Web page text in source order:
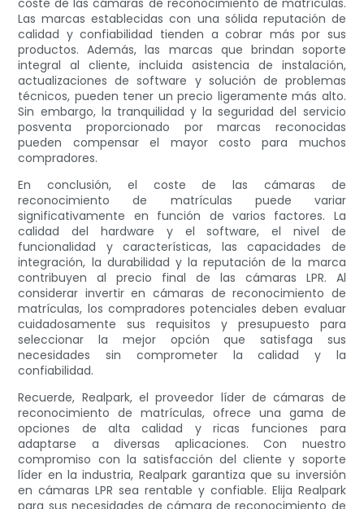
coste de las cámaras de reconocimiento de matrículas.
Las marcas establecidas con una sólida reputación de
calidad y confiabilidad tienden a cobrar más por sus
productos. Además, las marcas que brindan soporte
integral al cliente, incluida asistencia de instalación,
actualizaciones de software y solución de problemas
técnicos, pueden tener un precio ligeramente más alto.
Sin embargo, la tranquilidad y la seguridad del servicio
posventa proporcionado por marcas reconocidas
pueden compensar el mayor costo para muchos
compradores.
En conclusión, el coste de las cámaras de
reconocimiento de matrículas puede variar
significativamente en función de varios factores. La
calidad del hardware y el software, el nivel de
funcionalidad y características, las capacidades de
integración, la durabilidad y la reputación de la marca
contribuyen al precio final de las cámaras LPR. Al
considerar invertir en cámaras de reconocimiento de
matrículas, los compradores potenciales deben evaluar
cuidadosamente sus requisitos y presupuesto para
seleccionar la mejor opción que satisfaga sus
necesidades sin comprometer la calidad y la
confiabilidad.
Recuerde, Realpark, el proveedor líder de cámaras de
reconocimiento de matrículas, ofrece una gama de
opciones de alta calidad y ricas funciones para
adaptarse a diversas aplicaciones. Con nuestro
compromiso con la satisfacción del cliente y soporte
líder en la industria, Realpark garantiza que su inversión
en cámaras LPR sea rentable y confiable. Elija Realpark